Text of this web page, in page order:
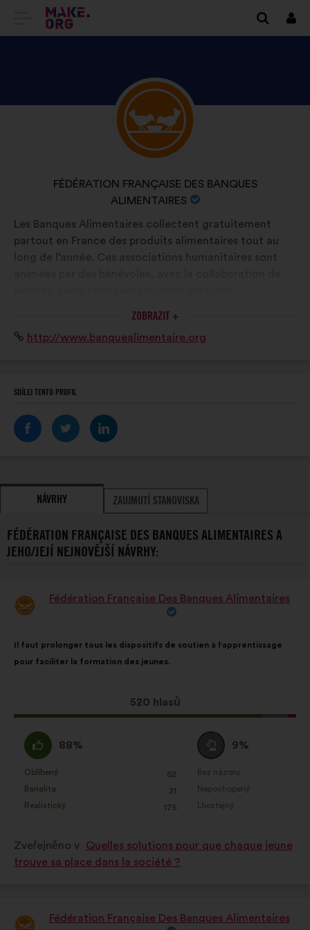
PŘEJÍT
DOMOVSKOU
STRÁNKU
MAKE.ORG
se
SEZNAM
SE
PROFILEM
FÉDÉRATION
FRANÇAISE
DES
BANQUES
NÁZEV
ORGANIZACE:
FÉDÉRATION FRANÇAISE DES BANQUES
ALIMENTAIRES
Životopis:
Les Banques Alimentaires collectent gratuitement
partout en France des produits alimentaires tout au
long de l’année. Ces associations humanitaires sont
public.
ZOBRAZIT +
Internetová
http://www.banquealimentaire.org
SDÍLEJ TENTO PROFIL
NÁVRHY ZAUJMUTÍ STANOVISKA
FÉDÉRATION FRANÇAISE DES BANQUES ALIMENTAIRES A
JEHO/JEJÍ NEJNOVĚJŠÍ NÁVRHY:
Návrh:
Fédération Française Des Banques Alimentaires
návrhu:
Il faut prolonger tous les dispositifs de soutien à l'apprentissage
pour faciliter la formation des jeunes.
Tento
návrh
520 hlasů
distribucí:
Souhlasím
:
88%
Oblíbený
: 62
krát
Banalita
: 31
krát
Realistický
: 175
krát
Neutrální
hlas
:
9%
Bez názoru
:krát
Nepochopený
:krát
Lhostejný
:krát
Zveřejněno v
Quelles solutions pour que chaque jeune
trouve sa place dans la société ?
Fédération Française Des Banques Alimentaires